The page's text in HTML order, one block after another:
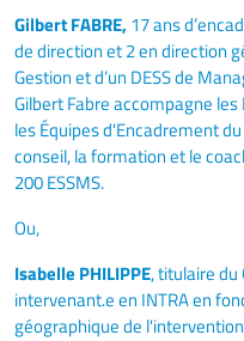
Gilbert FABRE, 17 ans
de direction et 2 en direction
Gestion et d’un DESS de
Gilbert Fabre accompagne
les Équipes d'Encadrement
conseil, la formation et le
200 ESSMS.
Ou,
Isabelle PHILIPPE, titulaire du
intervenant.e en INTRA en
géographique de